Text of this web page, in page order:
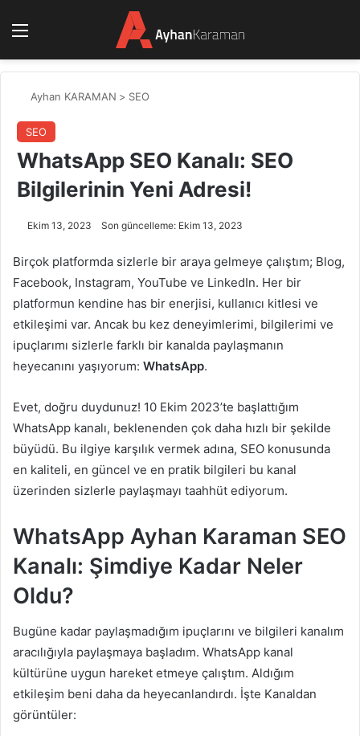
Ayhan KARAMAN > SEO
SEO
WhatsApp SEO Kanalı: SEO
Bilgilerinin Yeni Adresi!
Ekim 13, 2023 Son güncelleme: Ekim 13, 2023
Birçok platformda sizlerle bir araya gelmeye çalıştım; Blog,
Facebook, Instagram, YouTube ve LinkedIn. Her bir
platformun kendine has bir enerjisi, kullanıcı kitlesi ve
etkileşimi var. Ancak bu kez deneyimlerimi, bilgilerimi ve
ipuçlarımı sizlerle farklı bir kanalda paylaşmanın
heyecanını yaşıyorum: WhatsApp.
Evet, doğru duydunuz! 10 Ekim 2023’te başlattığım
WhatsApp kanalı, beklenenden çok daha hızlı bir şekilde
büyüdü. Bu ilgiye karşılık vermek adına, SEO konusunda
en kaliteli, en güncel ve en pratik bilgileri bu kanal
üzerinden sizlerle paylaşmayı taahhüt ediyorum.
WhatsApp Ayhan Karaman SEO
Kanalı: Şimdiye Kadar Neler
Oldu?
Bugüne kadar paylaşmadığım ipuçlarını ve bilgileri kanalım
aracılığıyla paylaşmaya başladım. WhatsApp kanal
kültürüne uygun hareket etmeye çalıştım. Aldığım
etkileşim beni daha da heyecanlandırdı. İşte Kanaldan
görüntüler: